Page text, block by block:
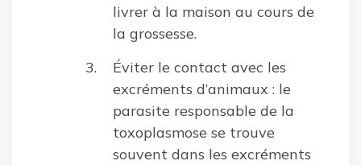
livrer à la maison au cours de
la grossesse.
Éviter le contact avec les
excréments d’animaux : le
parasite responsable de la
toxoplasmose se trouve
souvent dans les excréments